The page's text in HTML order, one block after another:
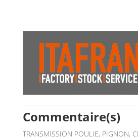
Commentaire(s)
TRANSMISSION POULIE, PIGNON,